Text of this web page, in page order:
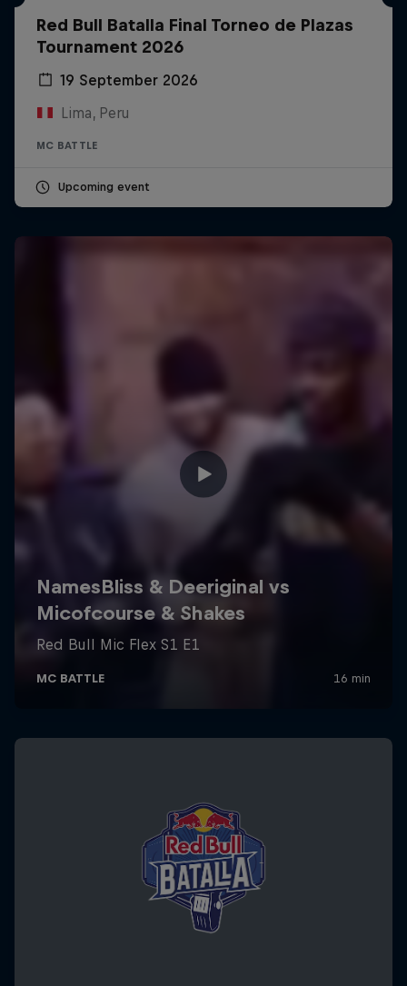
Red Bull Batalla Final Torneo de Plazas
Tournament 2026
19 September 2026
Lima, Peru
MC BATTLE
Upcoming event